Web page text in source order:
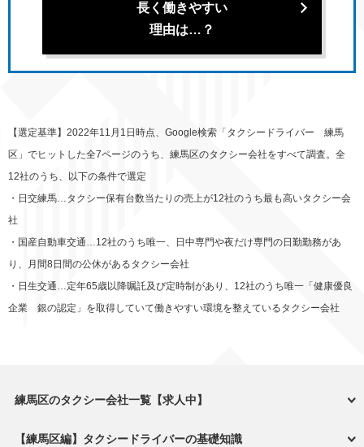
長く働きやすい
理由は…？
【選定基準】2022年11月1日時点、Google検索「タクシードライバー 練馬
区」でヒットした全7ページのうち、練馬区のタクシー会社をすべて調査。全
12社のうち、以下の条件で選定
・日交練馬…タクシー保有台数当たりの売上が12社のうち最も高いタクシー会
社
・国産自動車交通…12社のうち唯一、日中専門や夜だけ専門の日勤勤務があ
り、月間8日間の公休があるタクシー会社
・日生交通…定年65歳以降嘱託及び定時制があり、12社のうち唯一「健康優良
企業 銀の認定」を取得していて働きやすい環境を整えているタクシー会社
練馬区のタクシー会社一覧【求人中】
【練馬区編】タクシードライバーの基礎知識